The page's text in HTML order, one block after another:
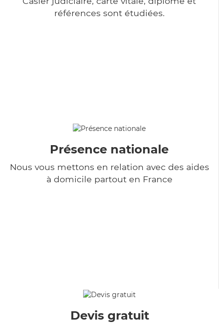
références sont étudiées.
Présence nationale
Nous vous mettons en relation avec des aides
à domicile partout en France
Devis gratuit